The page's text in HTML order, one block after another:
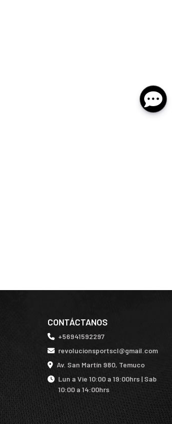
CONTÁCTANOS
+56941592297
revolucionsportscl@gmail.com
Av. San Martín 980, Temuco
Lun a Vie 10:00 a 19:00hrs | Sab
10:00 a 14:00hrs